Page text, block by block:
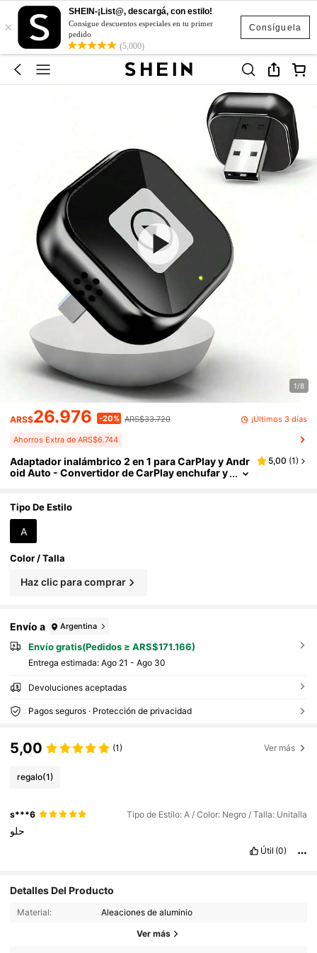
Consíguela
×
SHEIN-¡List@, descargá, con estilo!
Consigue descuentos especiales en tu primer
pedido
(5,000)
1/8
ARS$26.976 -20% ARS$33.720 ¡Últimos 3 días
Ahorros Extra de ARS$6.744
Adaptador inalámbrico 2 en 1 para CarPlay y Andr
oid Auto - Convertidor de CarPlay enchufar y
roid, con puerto USB/USB-C (Negro), Adaptador i
nalámbrico para CarPlay, Actualización de audio
del automóvil, Accesorios modernos para autom
óviles, Electrónica de alta calidad, Sin batería
5,00 (1)
Tipo De Estilo
A
Color / Talla
Haz clic para comprar
Envío a Argentina
Envío gratis(Pedidos ≥ ARS$171.166)
Entrega estimada: Ago 21 - Ago 30
Devoluciones aceptadas
Pagos seguros · Protección de privacidad
5,00 (1) Ver más
regalo(1)
s***6 Tipo de Estilo: A / Color: Negro / Talla: Unitalla
حلو
Útil (0)
Detalles Del Producto
Material: Aleaciones de aluminio
Ver más
1.4K Seguidores